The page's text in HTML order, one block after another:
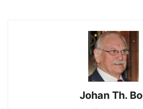
Johan Th.